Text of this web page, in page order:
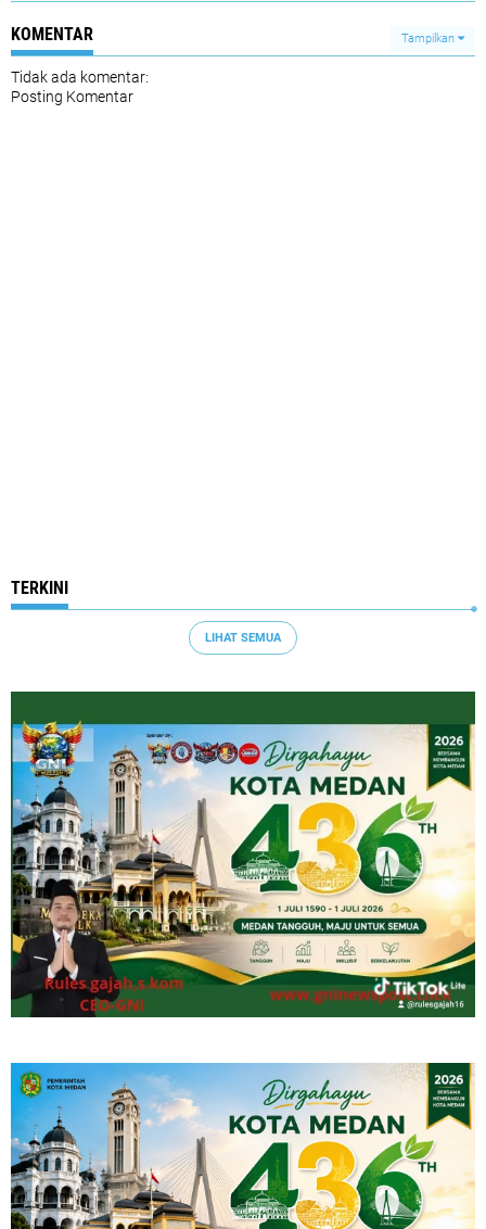
KOMENTAR Tampilkan
Tidak ada komentar:
Posting Komentar
TERKINI
LIHAT SEMUA